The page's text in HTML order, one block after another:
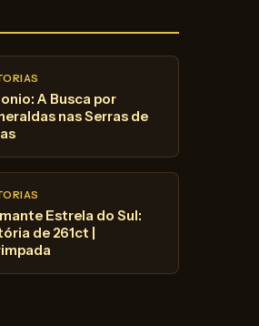
A Busca por
nas Serras de
Estrela do Sul:
de 261ct |